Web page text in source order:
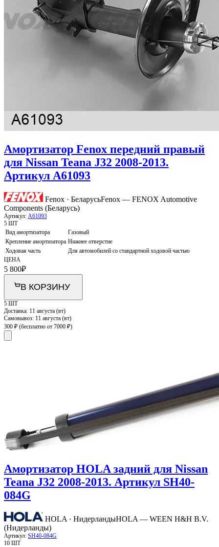
Амортизатор Fenox передний правый
для Nissan Teana J32 2008-2013.
Артикул A61093
Fenox · БеларусьFenox — FENOX Automotive
Components (Беларусь)
Артикул: A61093
5 ШТ
Вид амортизатора
Газовый
Крепление амортизатора Нижнее отверстие
Ходовая часть
Для автомобилей со стандартной ходовой частью
ЦЕНА
5 800₽
В КОРЗИНУ
5 ШТ
Доставка: 11 августа (вт)
Самовывоз: 11 августа (вт)
300 ₽ (бесплатно от 7000 ₽)
Амортизатор HOLA задний для Nissan
Teana J32 2008-2013. Артикул SH40-
084G
HOLA · НидерландыHOLA — WEEN H&H B.V.
(Нидерланды)
Артикул: SH40-084G
10 ШТ